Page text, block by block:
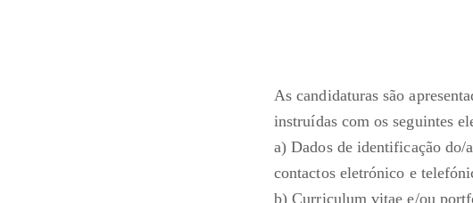
As candidaturas são
instruídas com os seguintes
a) Dados de identificação do/
contactos eletrónico e
b) Curriculum vitae e/ou